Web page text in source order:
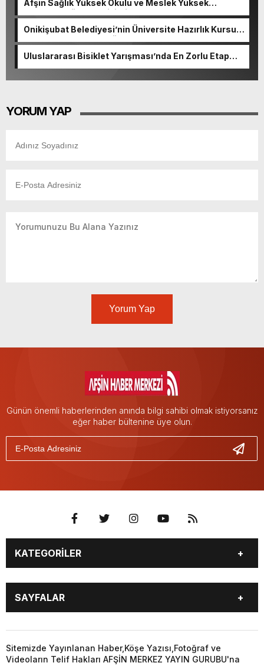
Afşin Sağlık Yüksek Okulu ve Meslek Yüksek
Okulunda görev değişimi!
Onikişubat Belediyesi’nin Üniversite Hazırlık Kursu
başvurularında son gün 7 Ağustos.
Uluslararası Bisiklet Yarışması’nda En Zorlu Etap
YORUM YAP
Yorum Yap
Günün önemli haberlerinden anında bilgi sahibi olmak istiyorsanız
eğer haber bültenine üye olun.
KATEGORİLER
EĞİTİM
EKONOMİ
GÜNCEL
SİYASET
YEREL HABERLER
KÜNYE
…
3. SAYFA KÜLTÜR
SAYFALAR
GÜNCEL
ÖZEL HABER
SİYASET
YEREL HABERLER
Sitemizde Yayınlanan Haber,Köşe Yazısı,Fotoğraf ve
Videoların Telif Hakları AFŞİN MERKEZ YAYIN GURUBU'na